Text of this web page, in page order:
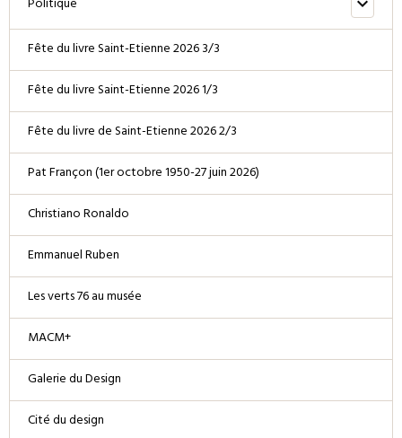
Politique
Fête du livre Saint-Etienne 2026 3/3
Fête du livre Saint-Etienne 2026 1/3
Fête du livre de Saint-Etienne 2026 2/3
Pat Françon (1er octobre 1950-27 juin 2026)
Christiano Ronaldo
Emmanuel Ruben
Les verts 76 au musée
MACM+
Galerie du Design
Cité du design